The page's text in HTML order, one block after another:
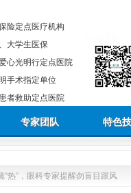
险定点医疗机构
大学生医保
心光明行定点医院
手术指定单位
者救助定点医院
专家团队 特色
热”，眼科专家提醒勿盲目跟风